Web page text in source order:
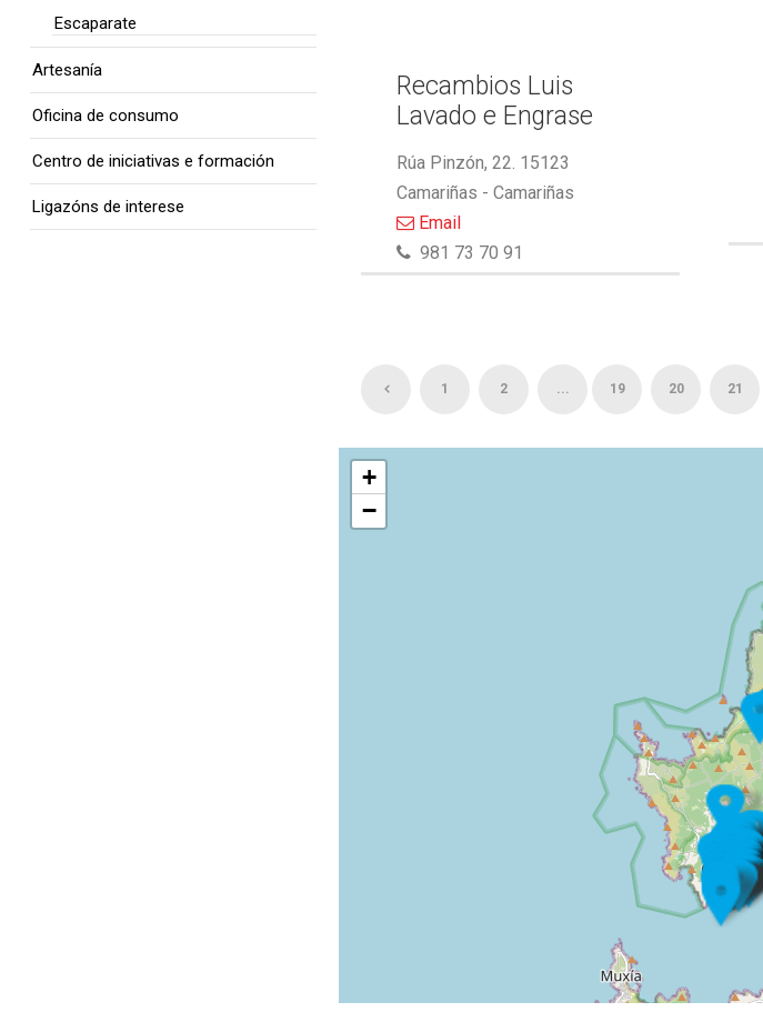
Recambios Luis
Lavado e Engrase
Rúa Pinzón, 22. 15123
Camariñas - Camariñas
Email
981 73 70 91
1 2 ... 19 20 21
+
−
Escaparate
Artesanía
Oficina de consumo
Centro de iniciativas e formación
Ligazóns de interese